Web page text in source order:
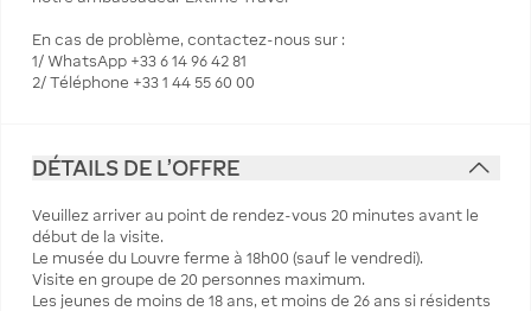
En cas de problème, contactez-nous sur :
1/ WhatsApp +33 6 14 96 42 81
2/ Téléphone +33 1 44 55 60 00
DÉTAILS DE L'OFFRE
Veuillez arriver au point de rendez-vous 20 minutes avant le
début de la visite.
Le musée du Louvre ferme à 18h00 (sauf le vendredi).
Visite en groupe de 20 personnes maximum.
Les jeunes de moins de 18 ans, et moins de 26 ans si résidents